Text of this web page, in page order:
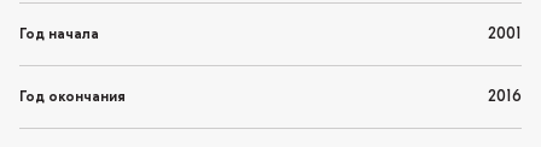
Год начала 2001
Год окончания 2016